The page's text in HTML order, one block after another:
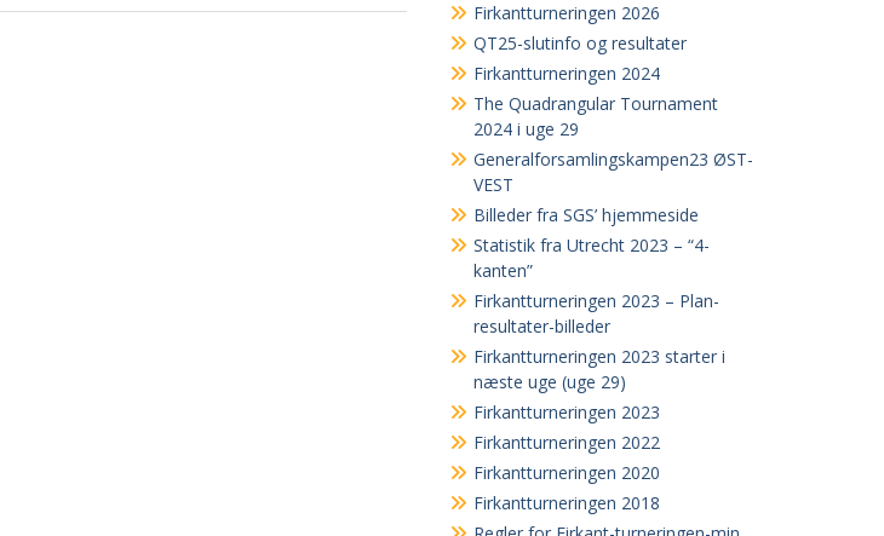
Firkantturneringen 2026
QT25-slutinfo og resultater
Firkantturneringen 2024
The Quadrangular Tournament
2024 i uge 29
Generalforsamlingskampen23 ØST-
VEST
Billeder fra SGS’ hjemmeside
Statistik fra Utrecht 2023 – “4-
kanten”
Firkantturneringen 2023 – Plan-
resultater-billeder
Firkantturneringen 2023 starter i
næste uge (uge 29)
Firkantturneringen 2023
Firkantturneringen 2022
Firkantturneringen 2020
Firkantturneringen 2018